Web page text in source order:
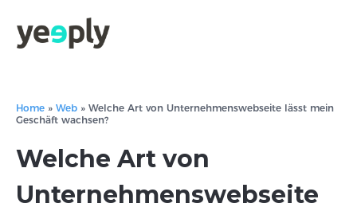
Home » Web » Welche Art von Unternehmenswebseite lässt mein
Geschäft wachsen?
Welche Art von
Unternehmenswebseite